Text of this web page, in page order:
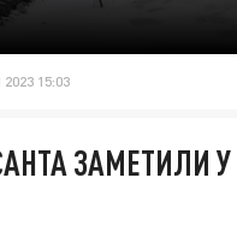
15:03
ЗАМЕТИЛИ